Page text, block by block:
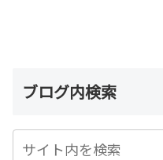
ブログ内検索